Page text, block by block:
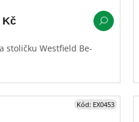
Kč
stoličku Westfield Be-
Kód: EX0453